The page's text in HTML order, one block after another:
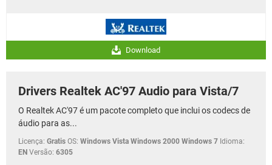
Download
Drivers Realtek AC'97 Audio para Vista/7
O Realtek AC'97 é um pacote completo que inclui os codecs de
áudio para as...
Licença: Gratis OS: Windows Vista Windows 2000 Windows 7 Idioma:
EN Versão: 6305